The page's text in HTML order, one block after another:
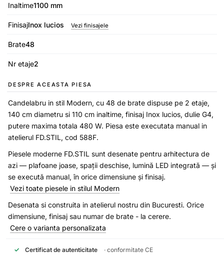
Inaltime1100 mm
FinisajInox lucios Vezi finisajele
Brate48
Nr etaje2
DESPRE ACEASTA PIESA
Candelabru in stil Modern, cu 48 de brate dispuse pe 2 etaje,
140 cm diametru si 110 cm inaltime, finisaj Inox lucios, dulie G4,
putere maxima totala 480 W. Piesa este executata manual in
atelierul FD.STIL, cod 588F.
Piesele moderne FD.STIL sunt desenate pentru arhitectura de
azi — plafoane joase, spații deschise, lumină LED integrată — și
se execută manual, în orice dimensiune și finisaj.
Vezi toate piesele in stilul Modern
Desenata si construita in atelierul nostru din Bucuresti. Orice
dimensiune, finisaj sau numar de brate - la cerere.
Cere o varianta personalizata
✓ Certificat de autenticitate
· conformitate CE